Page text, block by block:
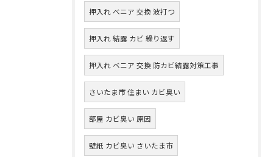
押入れ ベニア 交換 波打つ
押入れ 結露 カビ 繰り返す
押入れ ベニア 交換 防カビ結露対策工事
さいたま市 住まい カビ臭い
部屋 カビ臭い 原因
壁紙 カビ臭い さいたま市